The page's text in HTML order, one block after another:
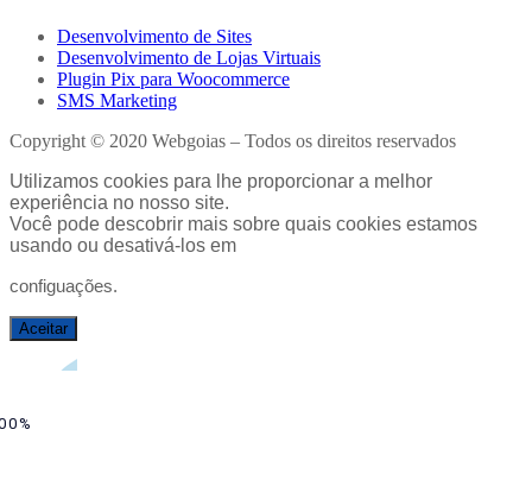
Desenvolvimento de Sites
Desenvolvimento de Lojas Virtuais
Plugin Pix para Woocommerce
SMS Marketing
Copyright © 2020 Webgoias – Todos os direitos reservados
Utilizamos cookies para lhe proporcionar a melhor
experiência no nosso site.
Você pode descobrir mais sobre quais cookies estamos
usando ou desativá-los em
configuações.
Aceitar